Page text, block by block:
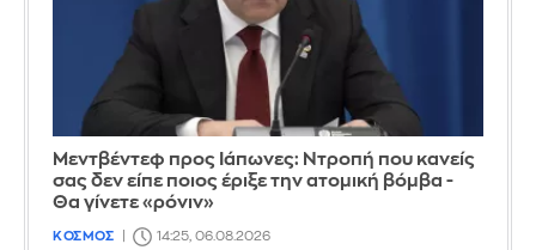
Μεντβέντεφ προς Ιάπωνες: Ντροπή που κανείς
σας δεν είπε ποιος έριξε την ατομική βόμβα -
Θα γίνετε «ρόνιν»
ΚΟΣΜΟΣ 14:25, 06.08.2026